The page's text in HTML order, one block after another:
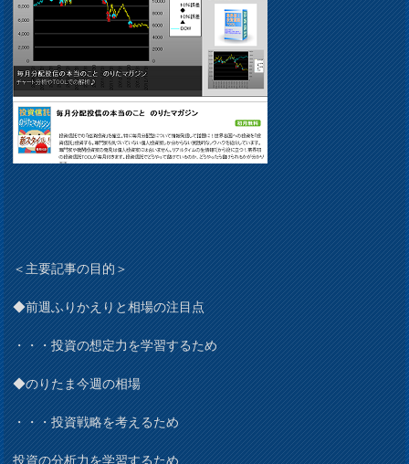
＜主要記事の目的＞
◆前週ふりかえりと相場の注目点
・・・投資の想定力を学習するため
◆のりたま今週の相場
・・・投資戦略を考えるため
投資の分析力を学習するため